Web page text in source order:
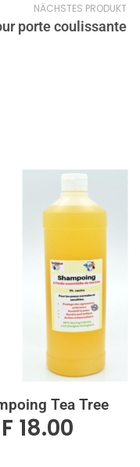
NÄCHSTES PRODUKT
porte coulissante
Tea Tree
18.00